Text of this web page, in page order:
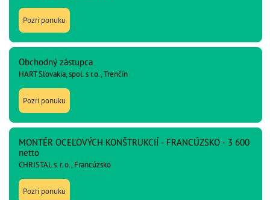
Pozri ponuku
Obchodný zástupca
HART Slovakia, spol. s r.o., Trenčín
Pozri ponuku
MONTÉR OCEĽOVÝCH KONŠTRUKCIÍ - FRANCÚZSKO - 3 600
netto
CHRISTAL s. r. o., Francúzsko
Pozri ponuku